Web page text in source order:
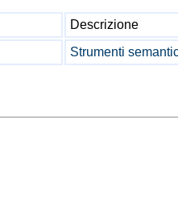
Descrizione
Strumenti